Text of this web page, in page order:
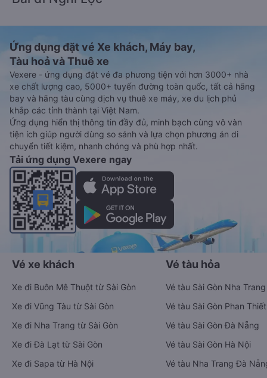
Ứng dụng đặt vé Xe khách, Máy bay,
Tàu hoả và Thuê xe
Vexere - ứng dụng đặt vé đa phương tiện với hơn 3000+ nhà
xe chất lượng cao, 5000+ tuyến đường toàn quốc, tất cả hãng
bay và hãng tàu cùng dịch vụ thuê xe máy, xe du lịch phủ
khắp các tỉnh thành tại Việt Nam.
Ứng dụng hiển thị thông tin đầy đủ, minh bạch cùng vô vàn
tiện ích giúp người dùng so sánh và lựa chọn phương án di
chuyển tiết kiệm, nhanh chóng và phù hợp nhất.
Tải ứng dụng Vexere ngay
Vé xe khách
Xe đi Buôn Mê Thuột từ Sài Gòn
Xe đi Vũng Tàu từ Sài Gòn
Xe đi Nha Trang từ Sài Gòn
Xe đi Đà Lạt từ Sài Gòn
Xe đi Sapa từ Hà Nội
Vé tàu hỏa
Vé tàu Sài Gòn Nha Trang
Vé tàu Sài Gòn Phan Thiết
Vé tàu Sài Gòn Đà Nẵng
Vé tàu Sài Gòn Hà Nội
Vé tàu Nha Trang Đà